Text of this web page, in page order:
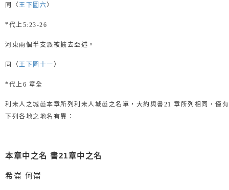
同〈王下圖六〉
*代上5:23-26
河東兩個半支派被擄去亞述。
同〈王下圖十一〉
*代上6 章全
利未人之城邑本章所列利未人城邑之名單，大約與書21 章所列相同，僅有
下列各地之地名有異：
本章中之名 書21章中之名
希崙 何崙